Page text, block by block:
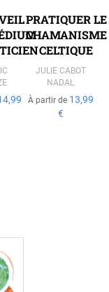
PRATIQUER LE
CHAMANISME
CELTIQUE
JULIE CABOT
NADAL
À partir de 13,99
€